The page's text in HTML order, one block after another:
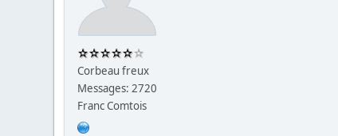
Corbeau freux
Messages: 2720
Franc Comtois